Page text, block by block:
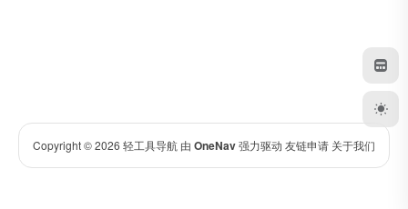
Copyright © 2026 轻工具导航 由 OneNav强力驱动 友链申请 关于我们